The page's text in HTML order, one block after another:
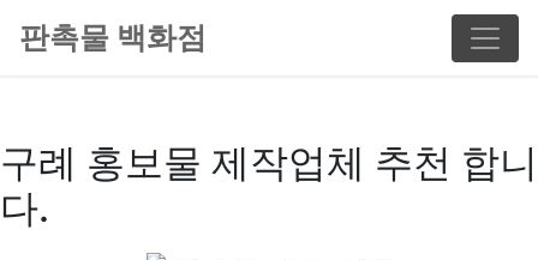
판촉물 백화점
구례 홍보물 제작업체 추천 합니
다.